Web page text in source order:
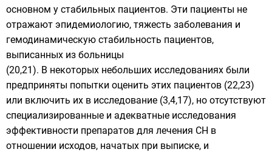
основном у стабильных пациентов. Эти пациенты не
отражают эпидемиологию, тяжесть заболевания и
гемодинамическую стабильность пациентов,
выписанных из больницы
(20,21). В некоторых небольших исследованиях были
предприняты попытки оценить этих пациентов (22,23)
или включить их в исследование (3,4,17), но отсутствуют
специализированные и адекватные исследования
эффективности препаратов для лечения СН в
отношении исходов, начатых при выписке, и